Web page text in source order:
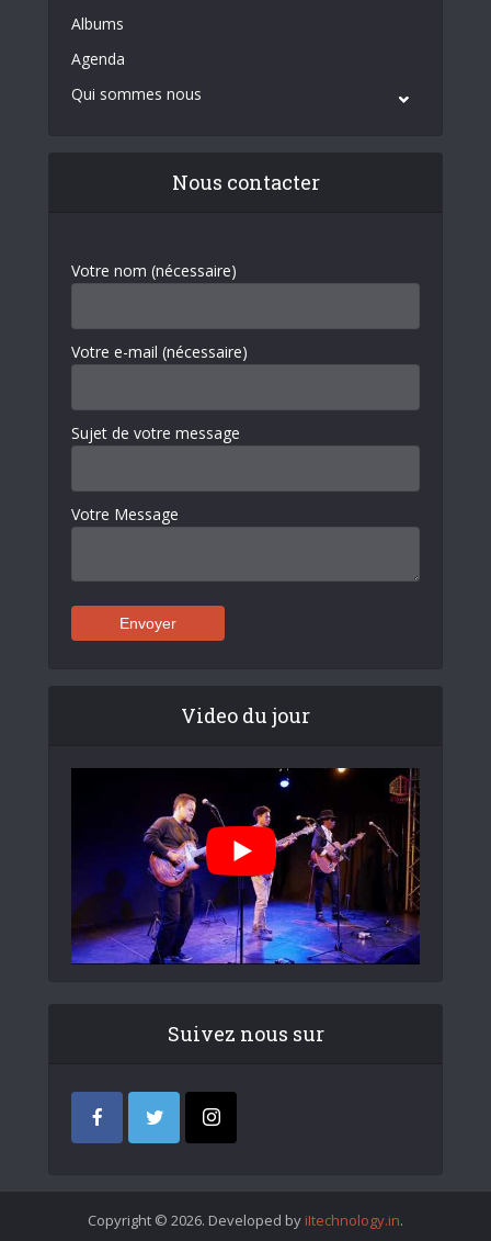
Albums
Agenda
Qui sommes nous
Nous contacter
Votre nom (nécessaire)
Votre e-mail (nécessaire)
Sujet de votre message
Votre Message
Video du jour
Suivez nous sur
Copyright © 2026. Developed by iItechnology.in.